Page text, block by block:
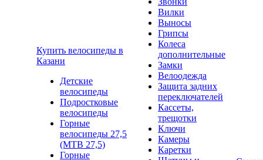
Купить велосипеды в
Казани
Детские
велосипеды
Подростковые
велосипеды
Горные
велосипеды 27,5
(MTB 27,5)
Горные
Вилки
Выносы
Грипсы
Колеса
дополнительные
Замки
Велоодежда
Защита задних
переключателей
Кассеты,
трещотки
Ключи
Камеры
Каретки